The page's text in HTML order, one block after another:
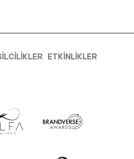
ETKINLIKLER